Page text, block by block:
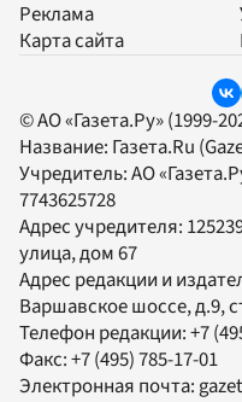
Реклама
Карта сайта
© АО «Газета.Ру» (1999-
Название: Газета.Ru
Учредитель:АО
7743625728
Адрес учредителя:
улица, дом 67
Адрес редакции и
Варшавское шоссе, д.9,
Телефон редакции:+7
Факс:+7 (495) 785-17-01
Электронная почта: